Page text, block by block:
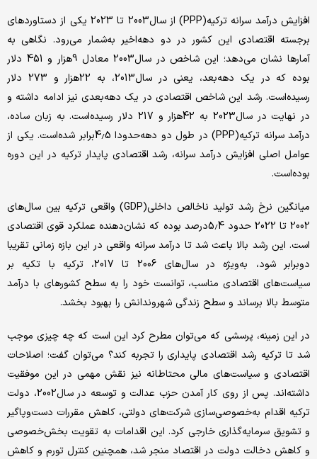
افزایش درآمد سرانه ترکیه(PPP) از سال‌2003 تا 2023 یکی از دستاوردهای
برجسته اقتصادی این کشور در دو دهه‌اخیر به‌شمار می‌رود. نگاهی به
آمار‌ها نشان می‌دهد؛ این شاخص در سال‌2003 معادل 9‌هزار و 451 دلار
بوده که در یک دهه‌بعد، یعنی در سال‌2013، به 22‌هزار و 273 دلار
رسیده‌است. رشد این شاخص اقتصادی در یک دهه‌بعدی نیز ادامه داشته و
در نهایت در سال‌2023 به 42‌هزار و 217 دلار رسیده‌است. به زبان ساده،
درآمد سرانه ترکیه(PPP) در طول دو دهه‌حدودا 4.5‌برابر شده‌است. یکی از
عوامل اصلی افزایش درآمد سرانه، رشد اقتصادی پایدار ترکیه در این دوره
بوده‌است.
میانگین نرخ رشد تولید ناخالص داخلی(GDP) واقعی ترکیه بین سال‌های
2002 تا 2022 حدود 5.4‌درصد بوده که نشان‌دهنده عملکرد قوی اقتصادی
است. این رشد بالا باعث شد تا درآمد سرانه واقعی در این بازه زمانی تقریبا
دو‌برابر شود، به‌ویژه در سال‌های 2006 تا 2017، ترکیه با تکیه بر
سیاست‌های اقتصادی مناسب، توانست خود را به سطح کشورهای با درآمد
متوسط بالا برساند و سطح زندگی شهروندانش را بهبود بخشد.
در این زمینه، پرسشی که می‌توان مطرح کرد این است که چه چیزی موجب
شد تا ترکیه رشد اقتصادی پایداری را تجربه کند؟ می‌توان گفت؛ اصلاحات
اقتصادی و سیاست‌های مالی محتاطانه نیز نقش مهمی در این موفقیت
داشته‌‌‌‌‌اند. پس از روی کار آمدن حزب عدالت و توسعه در سال‌2002، دولت
ترکیه اقدام به‌خصوصی‌‌‌‌‌سازی شرکت‌های دولتی، کاهش مقررات دست‌‌‌‌‌وپاگیر
و تشویق سرمایه‌گذاری خارجی کرد. این اقدامات به تقویت بخش‌خصوصی
و کاهش دخالت دولت در اقتصاد منجر شد، همچنین کنترل تورم و کاهش